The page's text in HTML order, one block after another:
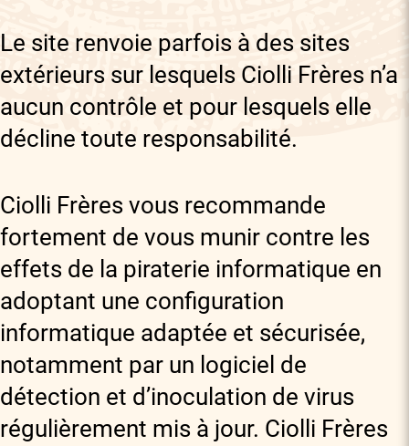
Le site renvoie parfois à des sites
extérieurs sur lesquels Ciolli Frères n’a
aucun contrôle et pour lesquels elle
décline toute responsabilité.
Ciolli Frères vous recommande
fortement de vous munir contre les
effets de la piraterie informatique en
adoptant une configuration
informatique adaptée et sécurisée,
notamment par un logiciel de
détection et d’inoculation de virus
régulièrement mis à jour. Ciolli Frères